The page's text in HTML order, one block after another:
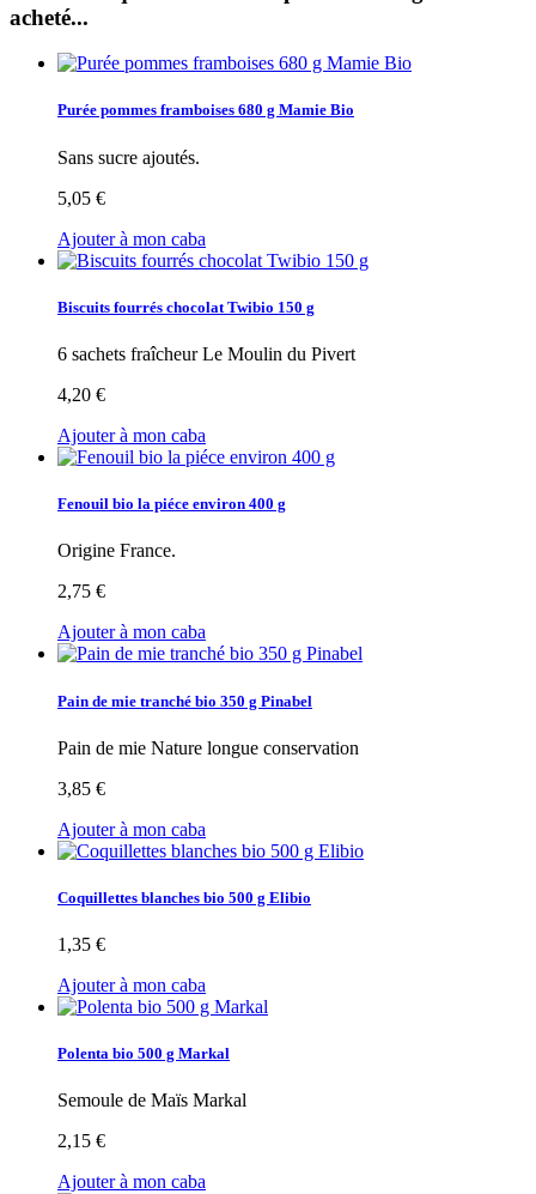
acheté...
Purée pommes framboises 680 g Mamie Bio
Sans sucre ajoutés.
5,05 €
Ajouter à mon caba
Biscuits fourrés chocolat Twibio 150 g
6 sachets fraîcheur Le Moulin du Pivert
4,20 €
Ajouter à mon caba
Fenouil bio la piéce environ 400 g
Origine France.
2,75 €
Ajouter à mon caba
Pain de mie tranché bio 350 g Pinabel
Pain de mie Nature longue conservation
3,85 €
Ajouter à mon caba
Coquillettes blanches bio 500 g Elibio
1,35 €
Ajouter à mon caba
Polenta bio 500 g Markal
Semoule de Maïs Markal
2,15 €
Ajouter à mon caba